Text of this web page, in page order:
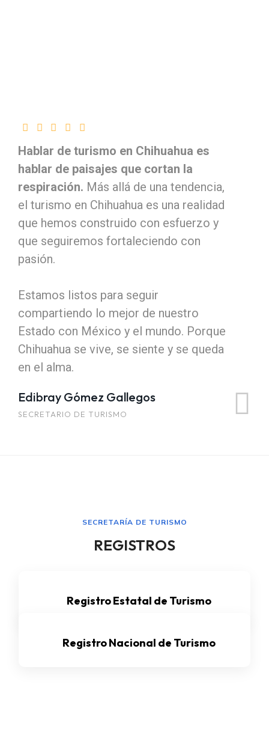
Hablar de turismo en Chihuahua es
hablar de paisajes que cortan la
respiración. Más allá de una tendencia,
el turismo en Chihuahua es una realidad
que hemos construido con esfuerzo y
que seguiremos fortaleciendo con
pasión.
Estamos listos para seguir
compartiendo lo mejor de nuestro
Estado con México y el mundo. Porque
Chihuahua se vive, se siente y se queda
en el alma.
Edibray Gómez Gallegos
SECRETARIO DE TURISMO
SECRETARÍA DE TURISMO
REGISTROS
Registro Estatal de Turismo
Registro Nacional de Turismo